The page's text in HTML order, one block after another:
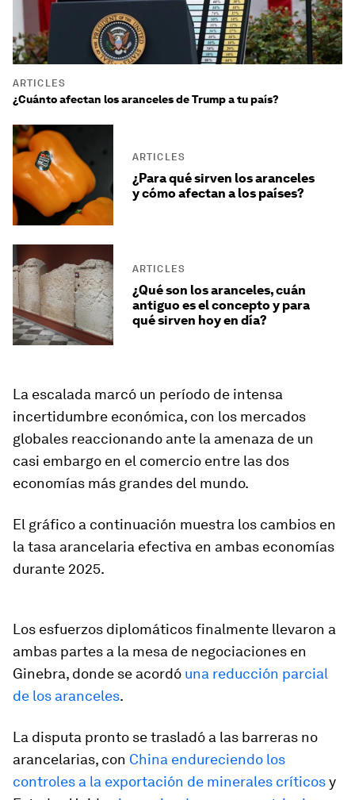
ARTICLES
¿Cuánto afectan los aranceles de Trump a tu país?
ARTICLES
¿Para qué sirven los aranceles
y cómo afectan a los países?
ARTICLES
¿Qué son los aranceles, cuán
antiguo es el concepto y para
qué sirven hoy en día?
La escalada marcó un período de intensa
incertidumbre económica, con los mercados
globales reaccionando ante la amenaza de un
casi embargo en el comercio entre las dos
economías más grandes del mundo.
El gráfico a continuación muestra los cambios en
la tasa arancelaria efectiva en ambas economías
durante 2025.
Los esfuerzos diplomáticos finalmente llevaron a
ambas partes a la mesa de negociaciones en
Ginebra, donde se acordó una reducción parcial
de los aranceles.
La disputa pronto se trasladó a las barreras no
arancelarias, con China endureciendo los
controles a la exportación de minerales críticosy